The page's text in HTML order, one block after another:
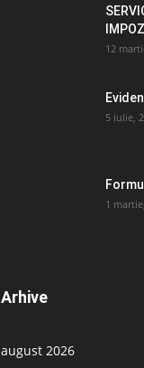
12
5 iulie,
1
Arhive
august 2026